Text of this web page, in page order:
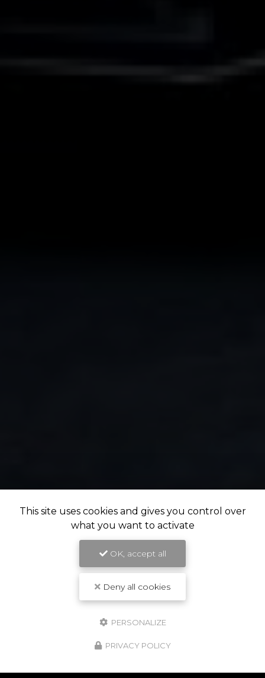
NOS POINTS FORTS
This site uses cookies and gives you control over
what you want to activate
OK, accept all
Deny all cookies
PERSONALIZE
PRIVACY POLICY